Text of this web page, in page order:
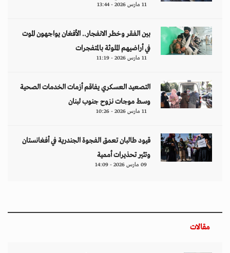
11 مارس 2026 - 13:44
بين الفقر وخطر الانفجار.. الأفغان يواجهون الموت
في أراضيهم الملوثة بالمتفجرات
11 مارس 2026 - 11:19
التصعيد العسكري يفاقم أزمات الخدمات الصحية
وسط موجات نزوح جنوب لبنان
11 مارس 2026 - 10:26
قيود طالبان تعمق الفجوة الجندرية في أفغانستان
وتثير تحذيرات أممية
09 مارس 2026 - 14:09
مقالات